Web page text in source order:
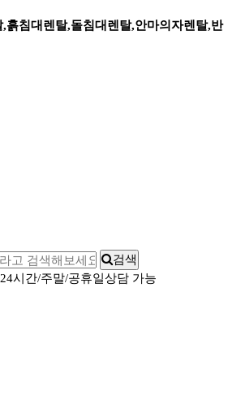
검색
24시간/주말/공휴일상담 가능